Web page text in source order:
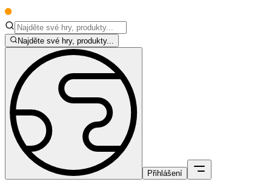
Najděte své hry, produkty...
Přihlášení